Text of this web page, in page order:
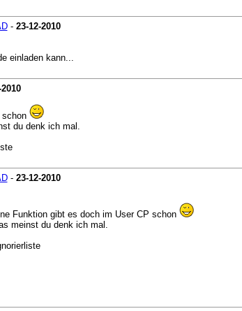
- 23-12-2010
einladen kann...
schon
du denk ich mal.
- 23-12-2010
Funktion gibt es doch im User CP schon
meinst du denk ich mal.